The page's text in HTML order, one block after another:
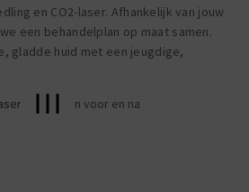
en CO2-laser. Afhankelijk van jouw
een behandelplan op maat samen.
gladde huid met een jeugdige,